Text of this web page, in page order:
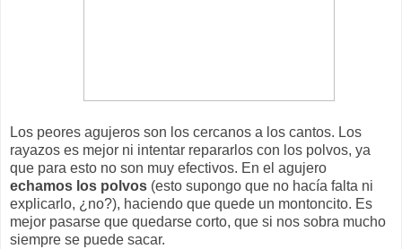
Los peores agujeros son los cercanos a los cantos. Los
rayazos es mejor ni intentar repararlos con los polvos, ya
que para esto no son muy efectivos. En el agujero
echamos los polvos (esto supongo que no hacía falta ni
explicarlo, ¿no?), haciendo que quede un montoncito. Es
mejor pasarse que quedarse corto, que si nos sobra mucho
siempre se puede sacar.